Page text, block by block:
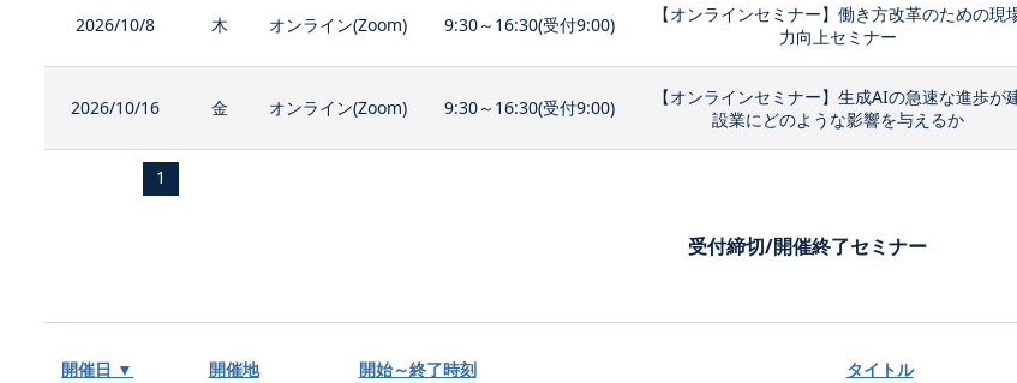
2026/10/8 木 オンライン(Zoom) 9:30～16:30(受付9:00)
【オンラインセミナー】働き方改革のための現
力向上セミナー
2026/10/16 金 オンライン(Zoom) 9:30～16:30(受付9:00)
【オンラインセミナー】生成AIの急速な進歩が
設業にどのような影響を与えるか
1
受付締切/開催終了セミナー
開催日 ▼ 開催地 開始～終了時刻 タイトル